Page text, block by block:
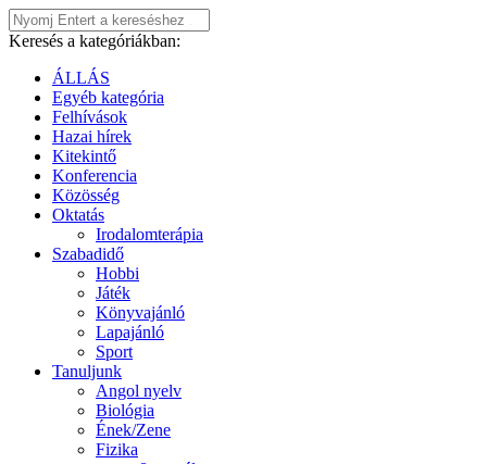
Keresés a kategóriákban:
ÁLLÁS
Egyéb kategória
Felhívások
Hazai hírek
Kitekintő
Konferencia
Közösség
Oktatás
Irodalomterápia
Szabadidő
Hobbi
Játék
Könyvajánló
Lapajánló
Sport
Tanuljunk
Angol nyelv
Biológia
Ének/Zene
Fizika